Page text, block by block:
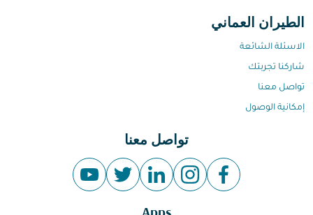
الطيران العماني
الاسئلة الشائعة
شاركنا تجربتك
تواصل معنا
إمكانية الوصول
تواصل معنا